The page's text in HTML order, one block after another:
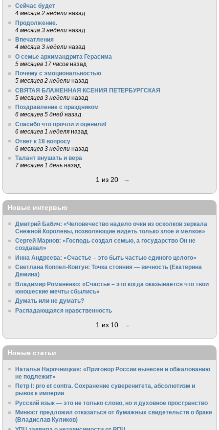
Сейчас будет
4 месяца 2 недели назад
Продолжение.
4 месяца 3 недели назад
Впечатления
4 месяца 3 недели назад
О семье архимандрита Герасима
5 месяцев 17 часов назад
Почему с эмоциональностью
5 месяцев 2 недели назад
СВЯТАЯ БЛАЖЕННАЯ КСЕНИЯ ПЕТЕРБУРГСКАЯ
5 месяцев 3 недели назад
Поздравление с праздником
6 месяцев 5 дней назад
Спасибо что прочли и оценили!
6 месяцев 1 неделя назад
Ответ к 18 вопросу
6 месяцев 3 недели назад
Талант внушать и вера
7 месяцев 1 день назад
1 из 20 →
Новые интервью
Дмитрий Бабич: «Человечество надело очки из осколков зеркала
Снежной Королевы, позволяющие видеть только злое и мелкое»
Сергей Марнов: «Господь создал семью, а государство Он не
создавал»
Инна Андреева: «Счастье – это быть частью единого целого»
Светлана Коппел-Ковтун: Точка стояния — вечность (Екатерина
Демина)
Владимир Романенко: «Счастье – это когда оказывается что твои
юношеские мечты сбылись»
Думать или не думать?
Распадающаяся нравственность
1 из 10 →
Новые статьи
Наталья Нарочницкая: «Приговор России вынесен и обжалованию
не подлежит»
Петр I: pro et contra. Сохранение суверенитета, абсолютизм и
рывок к империи
Русский язык — это не только слово, но и духовное пространство
Минюст предложил отказаться от бумажных свидетельств о браке
(Владислав Куликов)